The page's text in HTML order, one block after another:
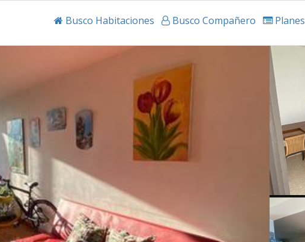
Busco Habitaciones Busco Compañero Planes